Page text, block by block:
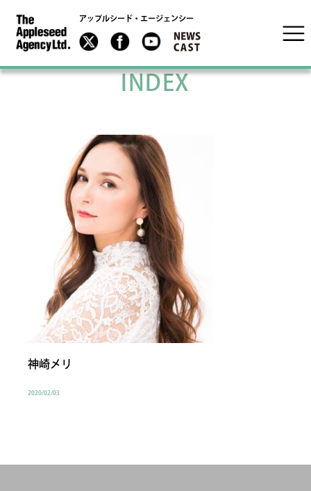
アップルシード・エージェンシー
INDEX
神崎メリ
2020/02/03